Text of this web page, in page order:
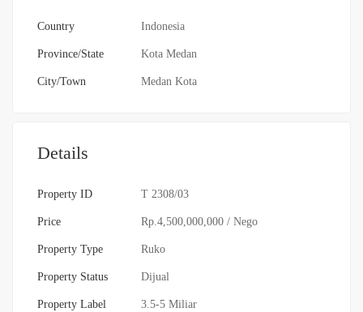
Country Indonesia
Province/State Kota Medan
City/Town Medan Kota
Details
Property ID T 2308/03
Price Rp.4,500,000,000 / Nego
Property Type Ruko
Property Status Dijual
Property Label 3.5-5 Miliar